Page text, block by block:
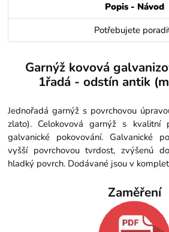
Popis - Návod
Potřebujete
Garnýž kovová
1řadá - odstín antik
Jednořadá garnýž s povrchovou
zlato). Celokovová garnýž s kvalitní
galvanické pokovování. Galvanické
vyšší povrchovou tvrdost, zvýšenú
hladký povrch. Dodávané jsou v
Zaměření